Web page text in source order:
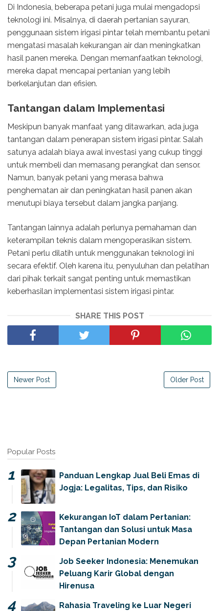
Di Indonesia, beberapa petani juga mulai mengadopsi
teknologi ini. Misalnya, di daerah pertanian sayuran,
penggunaan sistem irigasi pintar telah membantu petani
mengatasi masalah kekurangan air dan meningkatkan
hasil panen mereka. Dengan memanfaatkan teknologi,
mereka dapat mencapai pertanian yang lebih
berkelanjutan dan efisien.
Tantangan dalam Implementasi
Meskipun banyak manfaat yang ditawarkan, ada juga
tantangan dalam penerapan sistem irigasi pintar. Salah
satunya adalah biaya awal investasi yang cukup tinggi
untuk membeli dan memasang perangkat dan sensor.
Namun, banyak petani yang merasa bahwa
penghematan air dan peningkatan hasil panen akan
menutupi biaya tersebut dalam jangka panjang.
Tantangan lainnya adalah perlunya pemahaman dan
keterampilan teknis dalam mengoperasikan sistem.
Petani perlu dilatih untuk menggunakan teknologi ini
secara efektif. Oleh karena itu, penyuluhan dan pelatihan
dari pihak terkait sangat penting untuk memastikan
keberhasilan implementasi sistem irigasi pintar.
SHARE THIS POST
Newer Post Older Post
Popular Posts
Panduan Lengkap Jual Beli Emas di
Jogja: Legalitas, Tips, dan Risiko
Kekurangan IoT dalam Pertanian:
Tantangan dan Solusi untuk Masa
Depan Pertanian Modern
Job Seeker Indonesia: Menemukan
Peluang Karir Global dengan
Hirenusa
Rahasia Traveling ke Luar Negeri